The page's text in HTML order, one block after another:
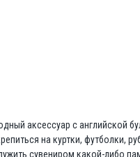
аксессуар с английской
на куртки, футболки,
сувениром какой-либо